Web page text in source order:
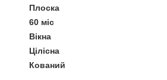
Плоска
60 міс
Вікна
Цілісна
Кований